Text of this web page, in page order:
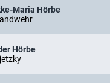
Maria Hörbe
Hörbe